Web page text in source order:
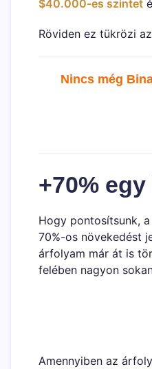
$40.000-es szintet
Röviden ez tükrözi
Nincs még
+70%
Hogy pontosítsunk,
70%-os növekedést
árfolyam már át is
felében nagyon
Amennyiben az